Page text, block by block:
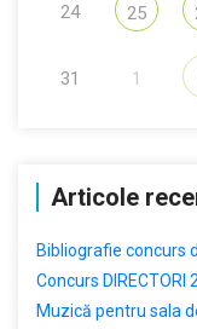
24 25
31 1
Articole
Bibliografie concurs
Concurs DIRECTORI
Muzică pentru sala